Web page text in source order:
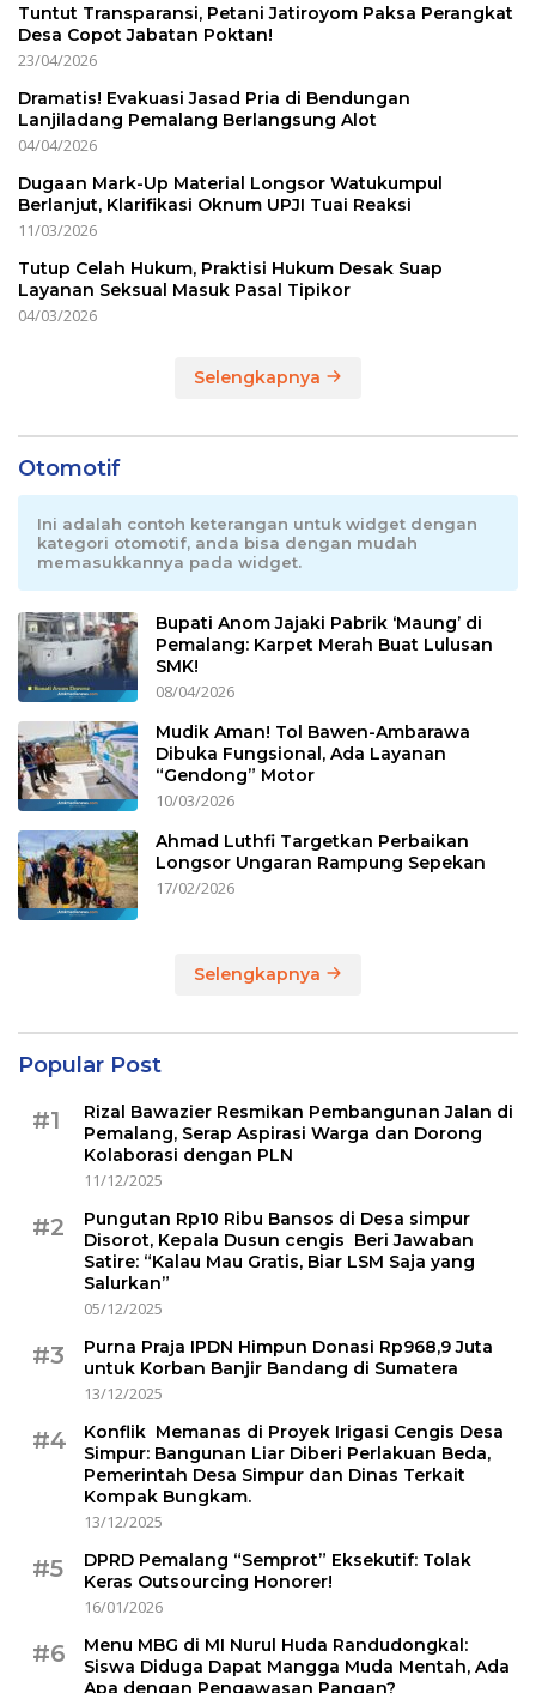
Tuntut Transparansi, Petani Jatiroyom Paksa Perangkat
Desa Copot Jabatan Poktan!
23/04/2026
Dramatis! Evakuasi Jasad Pria di Bendungan
Lanjiladang Pemalang Berlangsung Alot
04/04/2026
Dugaan Mark-Up Material Longsor Watukumpul
Berlanjut, Klarifikasi Oknum UPJI Tuai Reaksi
11/03/2026
Tutup Celah Hukum, Praktisi Hukum Desak Suap
Layanan Seksual Masuk Pasal Tipikor
04/03/2026
Selengkapnya
Otomotif
Ini adalah contoh keterangan untuk widget dengan
kategori otomotif, anda bisa dengan mudah
memasukkannya pada widget.
Bupati Anom Jajaki Pabrik ‘Maung’ di
Pemalang: Karpet Merah Buat Lulusan
SMK!
08/04/2026
Mudik Aman! Tol Bawen-Ambarawa
Dibuka Fungsional, Ada Layanan
“Gendong” Motor
10/03/2026
Ahmad Luthfi Targetkan Perbaikan
Longsor Ungaran Rampung Sepekan
17/02/2026
Selengkapnya
Popular Post
#1
Rizal Bawazier Resmikan Pembangunan Jalan di
Pemalang, Serap Aspirasi Warga dan Dorong
Kolaborasi dengan PLN
11/12/2025
#2
Pungutan Rp10 Ribu Bansos di Desa simpur
Disorot, Kepala Dusun cengis Beri Jawaban
Satire: “Kalau Mau Gratis, Biar LSM Saja yang
Salurkan”
05/12/2025
#3
Purna Praja IPDN Himpun Donasi Rp968,9 Juta
untuk Korban Banjir Bandang di Sumatera
13/12/2025
#4
Konflik Memanas di Proyek Irigasi Cengis Desa
Simpur: Bangunan Liar Diberi Perlakuan Beda,
Pemerintah Desa Simpur dan Dinas Terkait
Kompak Bungkam.
13/12/2025
#5
DPRD Pemalang “Semprot” Eksekutif: Tolak
Keras Outsourcing Honorer!
16/01/2026
#6
Menu MBG di MI Nurul Huda Randudongkal:
Siswa Diduga Dapat Mangga Muda Mentah, Ada
Apa dengan Pengawasan Pangan?